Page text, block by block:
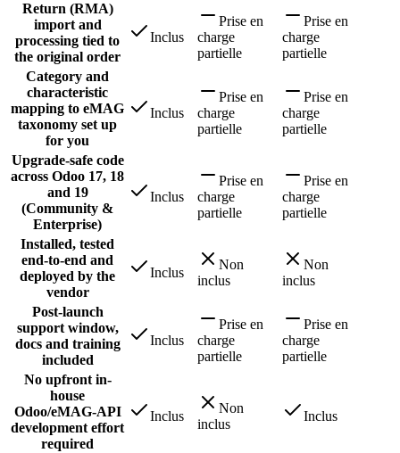
Return (RMA)
import and
processing tied to
the original order
Inclus
Prise en
charge
partielle
Prise en
charge
partielle
Category and
characteristic
mapping to eMAG
taxonomy set up
for you
Inclus
Prise en
charge
partielle
Prise en
charge
partielle
Upgrade-safe code
across Odoo 17, 18
and 19
(Community &
Enterprise)
Inclus
Prise en
charge
partielle
Prise en
charge
partielle
Installed, tested
end-to-end and
deployed by the
vendor
Inclus
Non
inclus
Non
inclus
Post-launch
support window,
docs and training
included
Inclus
Prise en
charge
partielle
Prise en
charge
partielle
No upfront in-
house
Odoo/eMAG-API
development effort
required
Inclus
Non
inclus
Inclus